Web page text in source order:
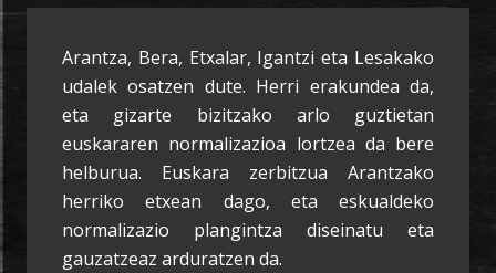
Arantza, Bera, Etxalar, Igantzi eta Lesakako
udalek osatzen dute. Herri erakundea da,
eta gizarte bizitzako arlo guztietan
euskararen normalizazioa lortzea da bere
helburua. Euskara zerbitzua Arantzako
herriko etxean dago, eta eskualdeko
normalizazio plangintza diseinatu eta
gauzatzeaz arduratzen da.